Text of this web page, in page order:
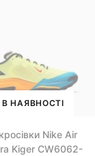
НАЯВНОСТІ
Nike Air
Kiger CW6062-